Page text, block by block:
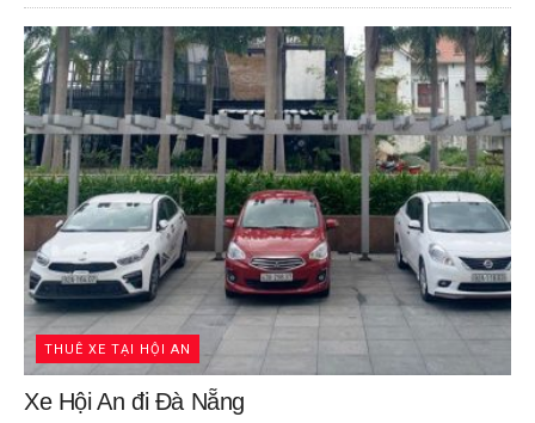
THUÊ XE TẠI HỘI AN
Xe Hội An đi Đà Nẵng